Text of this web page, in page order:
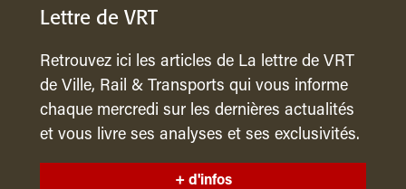
Lettre de VRT
Retrouvez ici les articles de La lettre de VRT
de Ville, Rail & Transports qui vous informe
chaque mercredi sur les dernières actualités
et vous livre ses analyses et ses exclusivités.
+ d'infos